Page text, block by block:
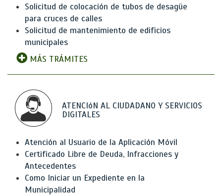
Solicitud de colocación de tubos de desagüe
para cruces de calles
Solicitud de mantenimiento de edificios
municipales
MÁS TRÁMITES
ATENCIóN AL CIUDADANO Y SERVICIOS
DIGITALES
Atención al Usuario de la Aplicación Móvil
Certificado Libre de Deuda, Infracciones y
Antecedentes
Como Iniciar un Expediente en la
Municipalidad